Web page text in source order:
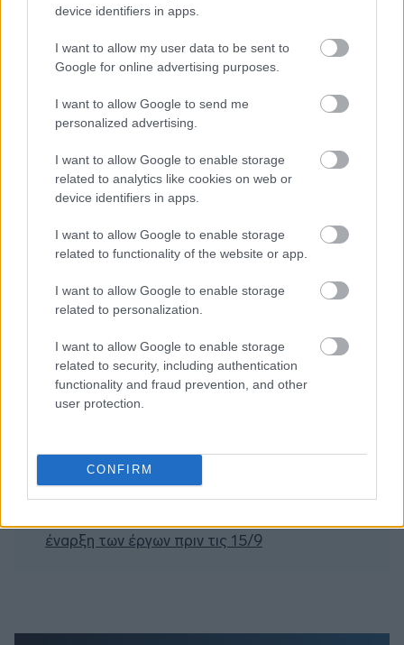
device identifiers in apps.
I want to allow my user data to be sent to
Google for online advertising purposes.
I want to allow Google to send me
personalized advertising.
I want to allow Google to enable storage
related to analytics like cookies on web or
device identifiers in apps.
I want to allow Google to enable storage
related to functionality of the website or app.
I want to allow Google to enable storage
related to personalization.
I want to allow Google to enable storage
related to security, including authentication
functionality and fraud prevention, and other
user protection.
CONFIRM
Διαβάζονται αυτή τη στιγμή
Η χαμηλή… απόδοση Μητσοτάκη στις
στοιχηματικές - Ποιος επισκέφθηκε τα
πυρόπληκτα ζωάκια - Το μισογεμάτο ποτήρι
του ΣΥΡΙΖΑ
οδικά έργα και τα εκτιμώμενα
χρονοδιαγράμματα
Δυτ. Αττική: Το χρονοδιάγραμμα
έναρξη των έργων πριν τις 15/9